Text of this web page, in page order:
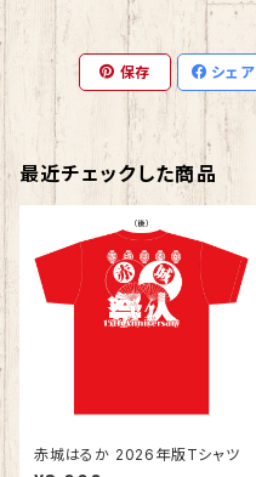
保存 シェア
最近チェックした商品
赤城はるか 2026年版Tシャツ